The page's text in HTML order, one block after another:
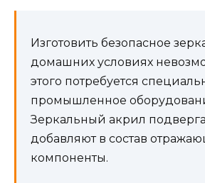
Изготовить безопасное
домашних условиях
этого потребуется
промышленное
Зеркальный акрил
добавляют в состав
компоненты.